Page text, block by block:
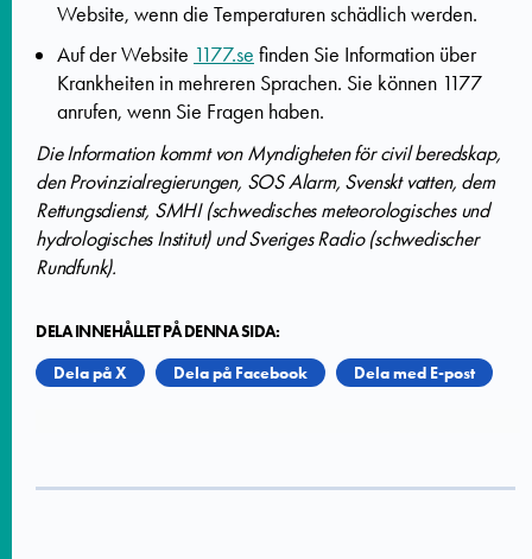
Website, wenn die Temperaturen schädlich werden.
Auf der Website 1177.se finden Sie Information über
Krankheiten in mehreren Sprachen. Sie können 1177
anrufen, wenn Sie Fragen haben.
Die Information kommt von Myndigheten för civil beredskap,
den Provinzialregierungen, SOS Alarm, Svenskt vatten, dem
Rettungsdienst, SMHI (schwedisches meteorologisches und
hydrologisches Institut) und Sveriges Radio (schwedischer
Rundfunk).
DELA INNEHÅLLET PÅ DENNA SIDA:
Dela på X
Dela på Facebook Dela med E-post